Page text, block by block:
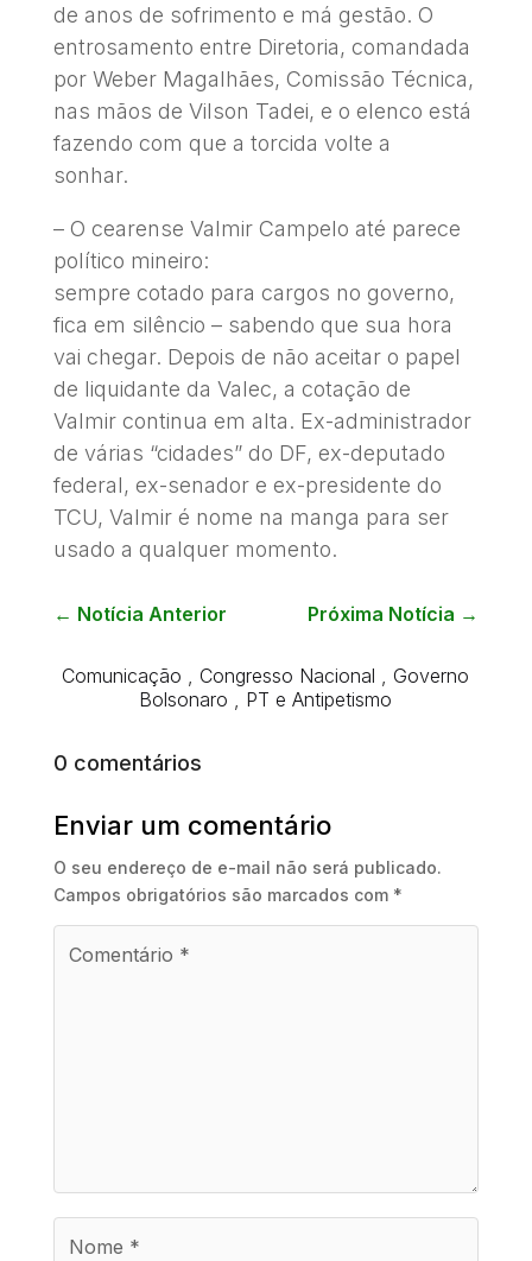
de anos de sofrimento e má gestão. O
entrosamento entre Diretoria, comandada
por Weber Magalhães, Comissão Técnica,
nas mãos de Vilson Tadei, e o elenco está
fazendo com que a torcida volte a
sonhar.
– O cearense Valmir Campelo até parece
político mineiro:
sempre cotado para cargos no governo,
fica em silêncio – sabendo que sua hora
vai chegar. Depois de não aceitar o papel
de liquidante da Valec, a cotação de
Valmir continua em alta. Ex-administrador
de várias “cidades” do DF, ex-deputado
federal, ex-senador e ex-presidente do
TCU, Valmir é nome na manga para ser
usado a qualquer momento.
← Notícia Anterior Próxima Notícia →
Comunicação Congresso Nacional
Governo
Bolsonaro
PT e Antipetismo
0 comentários
Enviar um comentário
O seu endereço de e-mail não será publicado.
Campos obrigatórios são marcados com *